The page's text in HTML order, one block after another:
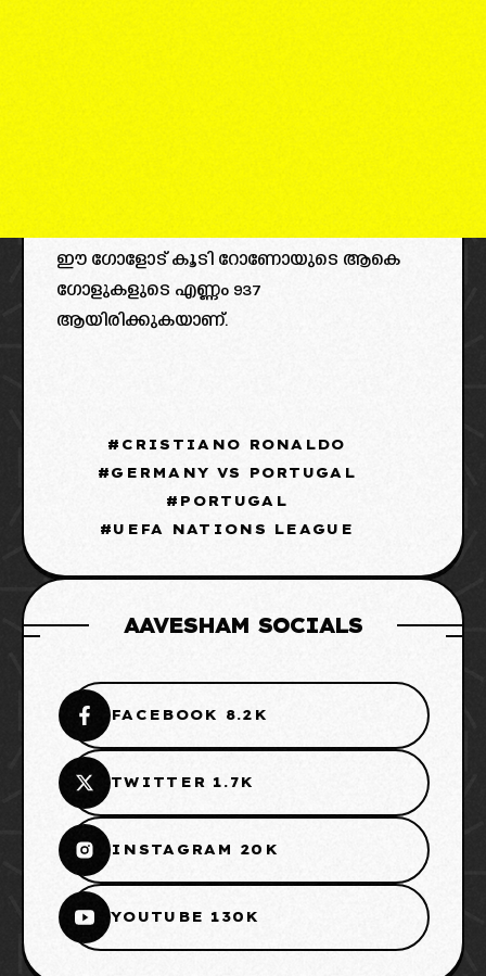
ഈ ഗോളോട് കൂടി റോണോയുടെ ആകെ
ഗോളുകളുടെ എണ്ണം 937
ആയിരിക്കുകയാണ്.
CRISTIANO RONALDO
GERMANY VS PORTUGAL
PORTUGAL
UEFA NATIONS LEAGUE
AAVESHAM SOCIALS
FACEBOOK 8.2K
TWITTER 1.7K
INSTAGRAM 20K
YOUTUBE 130K